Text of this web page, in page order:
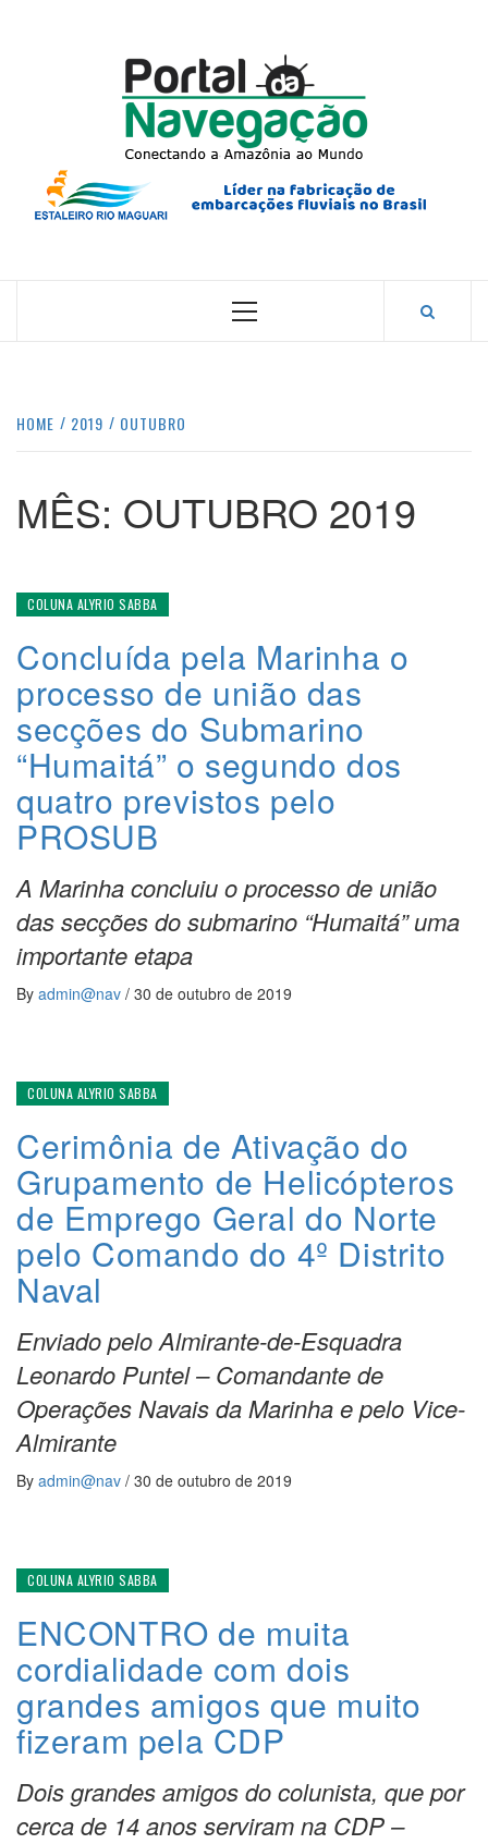
CONECTANDO A AMAZÔNIA COM O MUNDO.
Primary
HOME 2019 OUTUBRO
MÊS: OUTUBRO 2019
COLUNA ALYRIO SABBA
Concluída pela Marinha o
processo de união das
secções do Submarino
“Humaitá” o segundo dos
quatro previstos pelo
PROSUB
A Marinha concluiu o processo de união
das secções do submarino “Humaitá” uma
importante etapa
By admin@nav / 30 de outubro de 2019
COLUNA ALYRIO SABBA
Cerimônia de Ativação do
Grupamento de Helicópteros
de Emprego Geral do Norte
pelo Comando do 4º Distrito
Naval
Enviado pelo Almirante-de-Esquadra
Leonardo Puntel – Comandante de
Operações Navais da Marinha e pelo Vice-
Almirante
By admin@nav / 30 de outubro de 2019
COLUNA ALYRIO SABBA
ENCONTRO de muita
cordialidade com dois
grandes amigos que muito
fizeram pela CDP
Dois grandes amigos do colunista, que por
cerca de 14 anos serviram na CDP –